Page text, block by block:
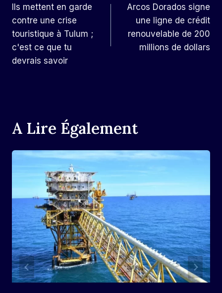
De
L’article
Ils mettent en garde
contre une crise
touristique à Tulum ;
c'est ce que tu
devrais savoir
Arcos Dorados signe
une ligne de crédit
renouvelable de 200
millions de dollars
A Lire Également